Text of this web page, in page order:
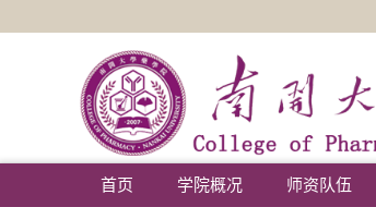
首页 学院概况 师资队伍